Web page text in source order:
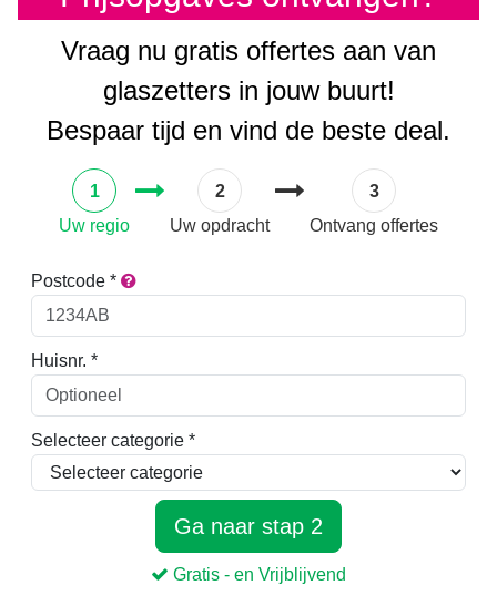
Vraag nu gratis offertes aan van
glaszetters in jouw buurt!
Bespaar tijd en vind de beste deal.